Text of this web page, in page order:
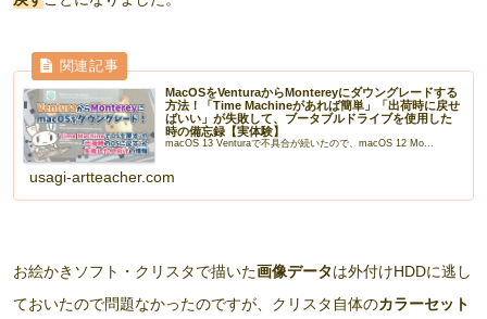
MacOSをVenturaからMontereyにダウングレードする
方法！「Time Machineがあれば簡単」「出荷時に戻せ
ばいい」が失敗して、ブータブルドライブを使用した
時の備忘録【実体験】
macOS 13 Venturaで不具合が続いたので、macOS 12 Mo...
usagi-artteacher.com
お絵かきソフト・クリスタで描いた画像データは外付けHDDに逃し
ておいたので問題なかったのですが、クリスタ自体のカラーセット